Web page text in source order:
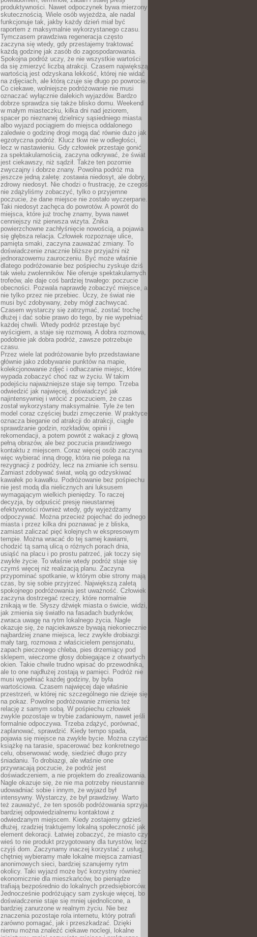
produktywności. Nawet odpoczynek bywa mierzony
skutecznością. Wiele osób wyjeżdża, ale nadal
funkcjonuje tak, jakby każdy dzień miał być
raportem z maksymalnie wykorzystanego czasu.
Tymczasem prawdziwa regeneracja często
zaczyna się wtedy, gdy przestajemy traktować
każdą godzinę jak zasób do zagospodarowania.
Spokojna podróż uczy, że nie wszystkie wartości
da się zmierzyć liczbą atrakcji. Czasem największą
wartością jest odzyskana lekkość, której nie widać
na zdjęciach, ale którą czuje się długo po powrocie.
Co ciekawe, wolniejsze podróżowanie nie musi
oznaczać wyłącznie dalekich wyjazdów. Bardzo
dobrze sprawdza się także blisko domu. Weekend
w małym miasteczku, kilka dni nad jeziorem,
spacer po nieznanej dzielnicy sąsiedniego miasta
albo wyjazd pociągiem do miejsca oddalonego
zaledwie o godzinę drogi mogą dać równie dużo jak
egzotyczna podróż. Klucz tkwi nie w odległości,
lecz w nastawieniu. Gdy człowiek przestaje gonić
za spektakularnością, zaczyna odkrywać, że świat
jest ciekawszy, niż sądził. Także ten pozornie
zwyczajny i dobrze znany. Powolna podróż ma
jeszcze jedną zaletę: zostawia niedosyt, ale dobry,
zdrowy niedosyt. Nie chodzi o frustrację, że czegoś
nie zdążyliśmy zobaczyć, tylko o przyjemne
poczucie, że dane miejsce nie zostało wyczerpane.
Taki niedosyt zachęca do powrotów. A powrót do
miejsca, które już trochę znamy, bywa nawet
cenniejszy niż pierwsza wizyta. Znika
powierzchowne zachłyśnięcie nowością, a pojawia
się głębsza relacja. Człowiek rozpoznaje ulice,
pamięta smaki, zaczyna zauważać zmiany. To
doświadczenie znacznie bliższe przyjaźni niż
jednorazowemu zauroczeniu. Być może właśnie
dlatego podróżowanie bez pośpiechu zyskuje dziś
tak wielu zwolenników. Nie oferuje spektakularnych
trofeów, ale daje coś bardziej trwałego: poczucie
obecności. Pozwala naprawdę zobaczyć miejsce, a
nie tylko przez nie przebiec. Uczy, że świat nie
musi być zdobywany, żeby mógł zachwycać.
Czasem wystarczy się zatrzymać, zostać trochę
dłużej i dać sobie prawo do tego, by nie wypełniać
każdej chwili. Wtedy podróż przestaje być
wyścigiem, a staje się rozmową. A dobra rozmowa,
podobnie jak dobra podróż, zawsze potrzebuje
czasu.
Przez wiele lat podróżowanie było przedstawiane
głównie jako zdobywanie punktów na mapie,
kolekcjonowanie zdjęć i odhaczanie miejsc, które
wypada zobaczyć choć raz w życiu. W takim
podejściu najważniejsze staje się tempo. Trzeba
odwiedzić jak najwięcej, doświadczyć jak
najintensywniej i wrócić z poczuciem, że czas
został wykorzystany maksymalnie. Tyle że ten
model coraz częściej budzi zmęczenie. W praktyce
oznacza bieganie od atrakcji do atrakcji, ciągłe
sprawdzanie godzin, rozkładów, opinii i
rekomendacji, a potem powrót z wakacji z głową
pełną obrazów, ale bez poczucia prawdziwego
kontaktu z miejscem. Coraz więcej osób zaczyna
więc wybierać inną drogę, która nie polega na
rezygnacji z podróży, lecz na zmianie ich sensu.
Zamiast zdobywać świat, wolą go odzyskiwać
kawałek po kawałku. Podróżowanie bez pośpiechu
nie jest modą dla nielicznych ani luksusem
wymagającym wielkich pieniędzy. To raczej
decyzja, by odpuścić presję nieustannej
efektywności również wtedy, gdy wyjeżdżamy
odpoczywać. Można przecież pojechać do jednego
miasta i przez kilka dni poznawać je z bliska,
zamiast zaliczać pięć kolejnych w ekspresowym
tempie. Można wracać do tej samej kawiarni,
chodzić tą samą ulicą o różnych porach dnia,
usiąść na placu i po prostu patrzeć, jak toczy się
zwykłe życie. To właśnie wtedy podróż staje się
czymś więcej niż realizacją planu. Zaczyna
przypominać spotkanie, w którym obie strony mają
czas, by się sobie przyjrzeć. Największą zaletą
spokojnego podróżowania jest uważność. Człowiek
zaczyna dostrzegać rzeczy, które normalnie
znikają w tle. Słyszy dźwięk miasta o świcie, widzi,
jak zmienia się światło na fasadach budynków,
zwraca uwagę na rytm lokalnego życia. Nagle
okazuje się, że najciekawsze bywają niekoniecznie
najbardziej znane miejsca, lecz zwykłe drobiazgi:
mały targ, rozmowa z właścicielem pensjonatu,
zapach pieczonego chleba, pies drzemiący pod
sklepem, wieczorne głosy dobiegające z otwartych
okien. Takie chwile trudno wpisać do przewodnika,
ale to one najdłużej zostają w pamięci. Podróż nie
musi wypełniać każdej godziny, by była
wartościowa. Czasem najwięcej daje właśnie
przestrzeń, w której nic szczególnego nie dzieje się
na pokaz. Powolne podróżowanie zmienia też
relację z samym sobą. W pośpiechu człowiek
zwykle pozostaje w trybie zadaniowym, nawet jeśli
formalnie odpoczywa. Trzeba zdążyć, porównać,
zaplanować, sprawdzić. Kiedy tempo spada,
pojawia się miejsce na zwykłe bycie. Można czytać
książkę na tarasie, spacerować bez konkretnego
celu, obserwować wodę, siedzieć długo przy
śniadaniu. To drobiazgi, ale właśnie one
przywracają poczucie, że podróż jest
doświadczeniem, a nie projektem do zrealizowania.
Nagle okazuje się, że nie ma potrzeby nieustannie
udowadniać sobie i innym, że wyjazd był
intensywny. Wystarczy, że był prawdziwy. Warto
też zauważyć, że ten sposób podróżowania sprzyja
bardziej odpowiedzialnemu kontaktowi z
odwiedzanym miejscem. Kiedy zostajemy gdzieś
dłużej, rzadziej traktujemy lokalną społeczność jak
element dekoracji. Łatwiej zobaczyć, że miasto czy
wieś to nie produkt przygotowany dla turystów, lecz
czyjś dom. Zaczynamy inaczej korzystać z usług,
chętniej wybieramy małe lokalne miejsca zamiast
anonimowych sieci, bardziej szanujemy rytm
okolicy. Taki wyjazd może być korzystny również
ekonomicznie dla mieszkańców, bo pieniądze
trafiają bezpośrednio do lokalnych przedsiębiorców.
Jednocześnie podróżujący sam zyskuje więcej, bo
doświadczenie staje się mniej ujednolicone, a
bardziej zanurzone w realnym życiu. Nie bez
znaczenia pozostaje rola internetu, który potrafi
zarówno pomagać, jak i przeszkadzać. Dzięki
niemu można znaleźć ciekawe noclegi, lokalne